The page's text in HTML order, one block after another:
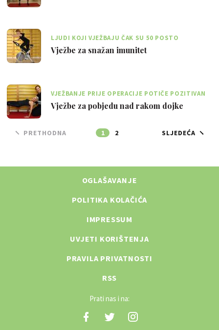
LJUDI KOJI VJEŽBAJU ČAK SU 50 POSTO
OTPORNIJI NA BOLESTI OD ONIH KOJI SAMO
SJEDE
Vježbe za snažan imunitet
VJEŽBANJE PRIJE OPERACIJE POTIČE POZITIVAN
STAV PREMA PROMIJENJENOM TIJELU
Vježbe za pobjedu nad rakom dojke
PRETHODNA 1 2 SLJEDEĆA
OGLAŠAVANJE
POLITIKA KOLAČIĆA
IMPRESSUM
UVJETI KORIŠTENJA
PRAVILA PRIVATNOSTI
RSS
Prati nas i na: